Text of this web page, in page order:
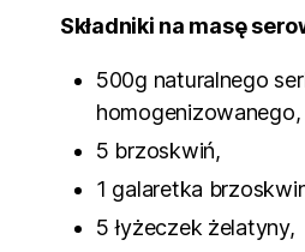
Składniki na masę
500g naturalnego
homogenizowanego,
5 brzoskwiń,
1 galaretka
5 łyżeczek żelatyny,